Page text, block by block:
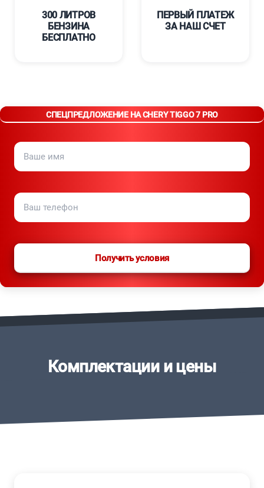
300 ЛИТРОВ
БЕНЗИНА
БЕСПЛАТНО
ПЕРВЫЙ ПЛАТЕЖ
ЗА НАШ СЧЕТ
СПЕЦПРЕДЛОЖЕНИЕ НА CHERY TIGGO 7 PRO
Получить условия
Комплектации и цены